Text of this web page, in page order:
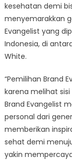
kesehatan demi
menyemarakkan
Evangelist yang
Indonesia, di
White.
“Pemilihan Brand
karena melihat
Brand Evangelist
personal dari
memberikan
sehat demi
yakin